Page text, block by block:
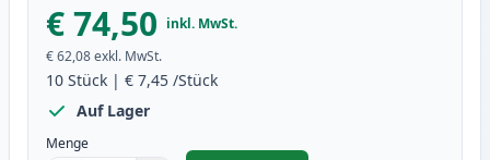
€ 74,50 inkl. MwSt.
€ 62,08exkl. MwSt.
10 Stück | € 7,45 /Stück
Auf Lager
Menge